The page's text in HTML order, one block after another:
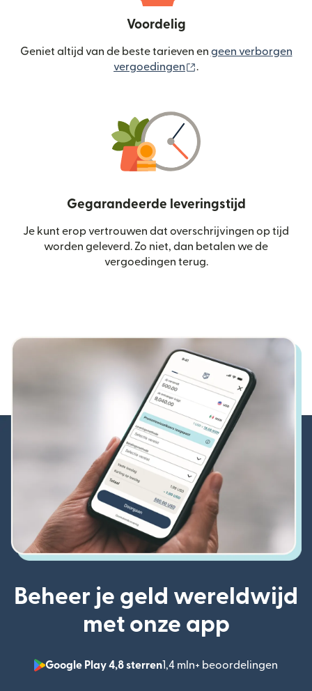
Voordelig
Geniet altijd van de beste tarieven en geen verborgen
vergoedingen
.
Gegarandeerde leveringstijd
Je kunt erop vertrouwen dat overschrijvingen op tijd
worden geleverd. Zo niet, dan betalen we de
vergoedingen terug.
Beheer je geld wereldwijd
met onze app
Google Play 4,8 sterren1,4 mln+ beoordelingen